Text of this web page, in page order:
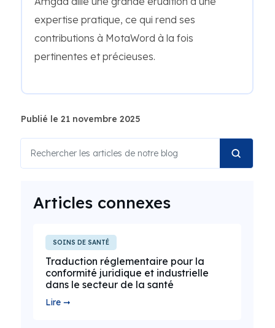
expertise pratique, ce qui rend ses
contributions à MotaWord à la fois
pertinentes et précieuses.
Publié le 21 novembre 2025
Articles connexes
SOINS DE SANTÉ
Traduction réglementaire pour la
conformité juridique et industrielle
dans le secteur de la santé
Lire ➞